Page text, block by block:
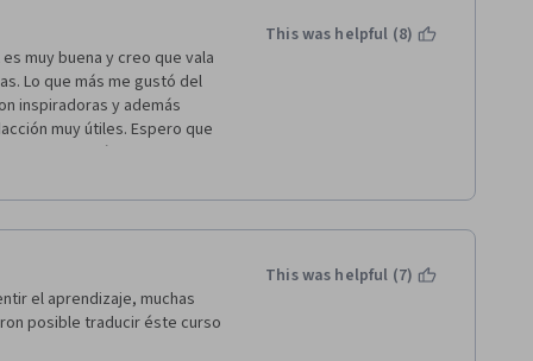
more stressed you will
to learn and assimilate new
do not really understand in
repeating a little bit every
The more you master the
study session of this main
muy buena y creo que vala
Lo que más me gustó del
inspiradoras y además
muy útiles. Espero que
no tenía materia para
es un resumen escrito de
This was helpful (8)
el aprendizaje, muchas
posible traducir éste curso
This was helpful (7)